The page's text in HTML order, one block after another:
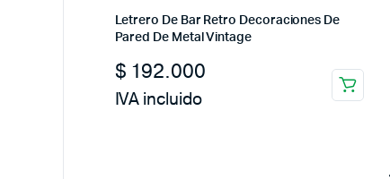
Letrero De Bar Retro Decoraciones De
Pared De Metal Vintage
$ 192.000
IVA incluido